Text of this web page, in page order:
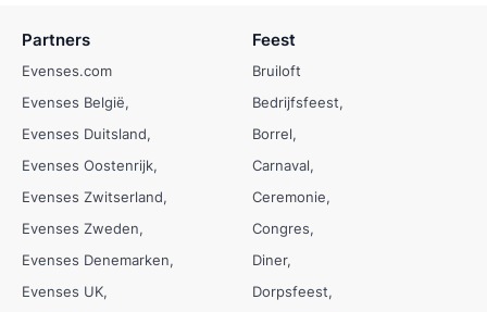
Partners
Evenses.com
Evenses België
Evenses Duitsland
Evenses Oostenrijk
Evenses Zwitserland
Evenses Zweden
Evenses Denemarken
Evenses UK
Feest
Bruiloft
Bedrijfsfeest
Borrel
Carnaval
Ceremonie
Congres
Diner
Dorpsfeest